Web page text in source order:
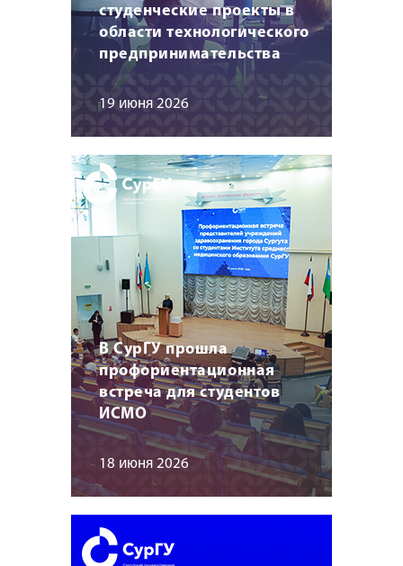
студенческие проекты в
области технологического
предпринимательства
19 июня 2026
В СурГУ прошла
профориентационная
встреча для студентов
ИСМО
18 июня 2026